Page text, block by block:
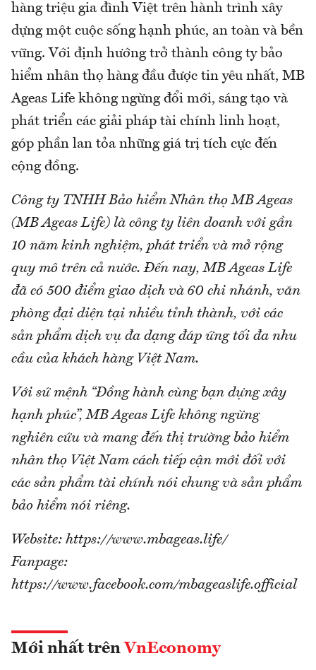
hàng triệu gia đình Việt trên hành trình xây
dựng một cuộc sống hạnh phúc, an toàn và bền
vững. Với định hướng trở thành công ty bảo
hiểm nhân thọ hàng đầu được tin yêu nhất, MB
Ageas Life không ngừng đổi mới, sáng tạo và
phát triển các giải pháp tài chính linh hoạt,
góp phần lan tỏa những giá trị tích cực đến
cộng đồng.
Công ty TNHH Bảo hiểm Nhân thọ MB Ageas
(MB Ageas Life) là công ty liên doanh với gần
10 năm kinh nghiệm, phát triển và mở rộng
quy mô trên cả nước. Đến nay, MB Ageas Life
đã có 500 điểm giao dịch và 60 chi nhánh, văn
phòng đại diện tại nhiều tỉnh thành, với các
sản phẩm dịch vụ đa dạng đáp ứng tối đa nhu
cầu của khách hàng Việt Nam.
Với sứ mệnh “Đồng hành cùng bạn dựng xây
hạnh phúc”, MB Ageas Life không ngừng
nghiên cứu và mang đến thị trường bảo hiểm
nhân thọ Việt Nam cách tiếp cận mới đối với
các sản phẩm tài chính nói chung và sản phẩm
bảo hiểm nói riêng.
Website: https://www.mbageas.life/
Fanpage:
https://www.facebook.com/mbageaslife.official
Mới nhất trên VnEconomy